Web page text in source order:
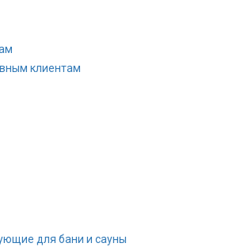
клиентам
для бани и сауны